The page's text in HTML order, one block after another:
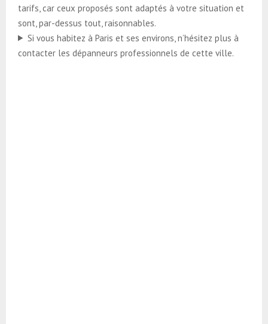
tarifs, car ceux proposés sont adaptés à votre situation et
sont, par-dessus tout, raisonnables.
Si vous habitez à Paris et ses environs, n’hésitez plus à
contacter les dépanneurs professionnels de cette ville.